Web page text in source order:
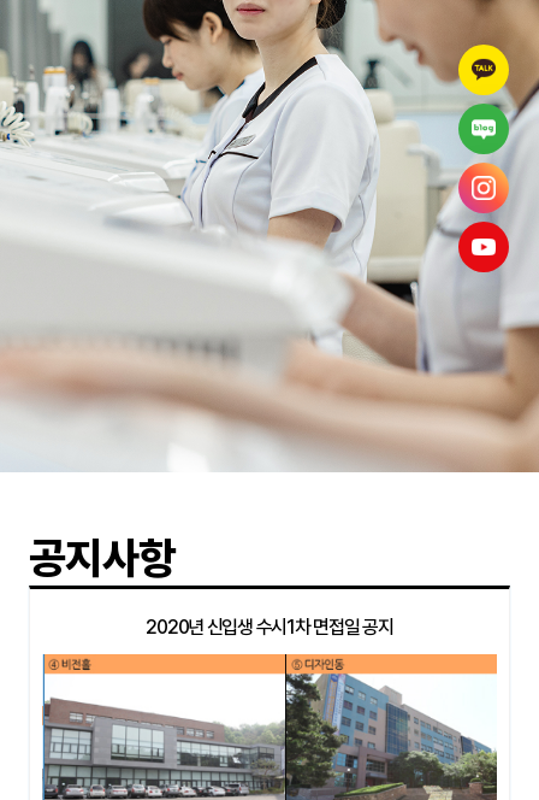
공지사항
2020년 신입생 수시1차 면접일 공지